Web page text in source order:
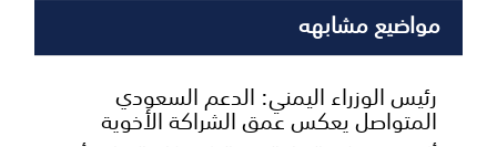
مواضيع مشابهه
رئيس الوزراء اليمني: الدعم السعودي
المتواصل يعكس عمق الشراكة الأخوية